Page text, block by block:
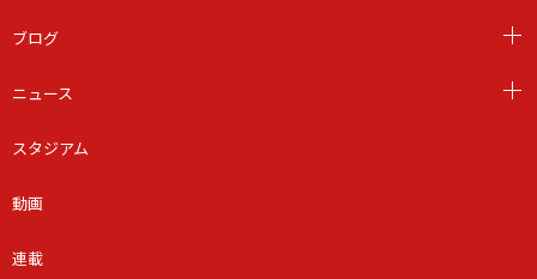
ブログ
ニュース
スタジアム
動画
連載